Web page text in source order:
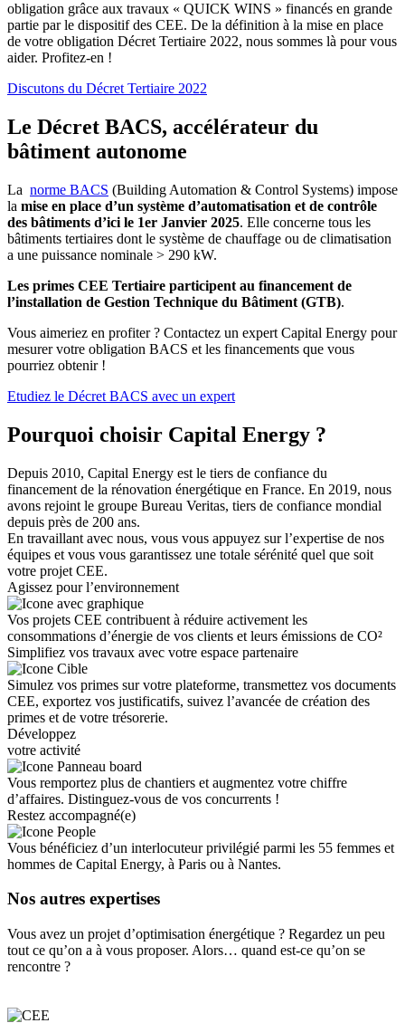
obligation grâce aux travaux « QUICK WINS » financés en grande
partie par le dispositif des CEE. De la définition à la mise en place
de votre obligation Décret Tertiaire 2022, nous sommes là pour vous
aider. Profitez-en !
Discutons du Décret Tertiaire 2022
Le Décret BACS, accélérateur du
bâtiment autonome
La norme BACS (Building Automation & Control Systems) impose
la mise en place d’un système d’automatisation et de contrôle
des bâtiments d’ici le 1er Janvier 2025. Elle concerne tous les
bâtiments tertiaires dont le système de chauffage ou de climatisation
a une puissance nominale > 290 kW.
Les primes CEE Tertiaire participent au financement de
l’installation de Gestion Technique du Bâtiment (GTB).
Vous aimeriez en profiter ? Contactez un expert Capital Energy pour
mesurer votre obligation BACS et les financements que vous
pourriez obtenir !
Etudiez le Décret BACS avec un expert
Pourquoi choisir Capital Energy ?
Depuis 2010, Capital Energy est le tiers de confiance du
financement de la rénovation énergétique en France. En 2019, nous
avons rejoint le groupe Bureau Veritas, tiers de confiance mondial
depuis près de 200 ans.
En travaillant avec nous, vous vous appuyez sur l’expertise de nos
équipes et vous vous garantissez une totale sérénité quel que soit
votre projet CEE.
Agissez pour l’environnement
Vos projets CEE contribuent à réduire activement les
consommations d’énergie de vos clients et leurs émissions de CO²
Simplifiez vos travaux avec votre espace partenaire
Simulez vos primes sur votre plateforme, transmettez vos documents
CEE, exportez vos justificatifs, suivez l’avancée de création des
primes et de votre trésorerie.
Développez
votre activité
Vous remportez plus de chantiers et augmentez votre chiffre
d’affaires. Distinguez-vous de vos concurrents !
Restez accompagné(e)
Vous bénéficiez d’un interlocuteur privilégié parmi les 55 femmes et
hommes de Capital Energy, à Paris ou à Nantes.
Nos autres expertises
Vous avez un projet d’optimisation énergétique ? Regardez un peu
tout ce qu’on a à vous proposer. Alors… quand est-ce qu’on se
rencontre ?